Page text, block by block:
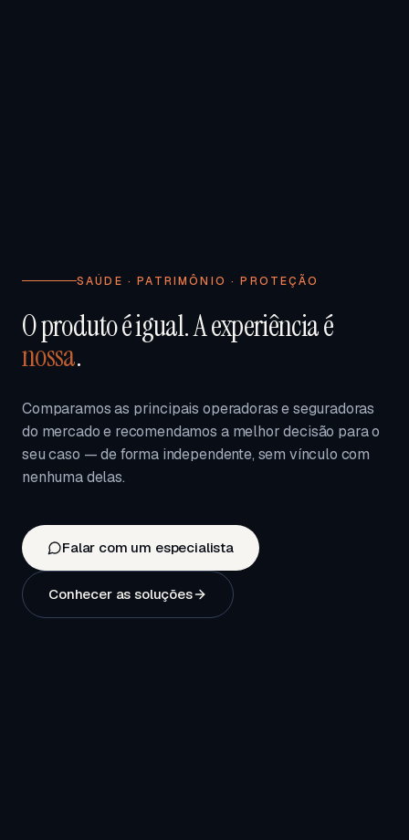
SAÚDE · PATRIMÔNIO · PROTEÇÃO
O produto é igual. A experiência é
nossa.
Comparamos as principais operadoras e seguradoras
do mercado e recomendamos a melhor decisão para o
seu caso — de forma independente, sem vínculo com
nenhuma delas.
Falar com um especialista
Conhecer as soluções